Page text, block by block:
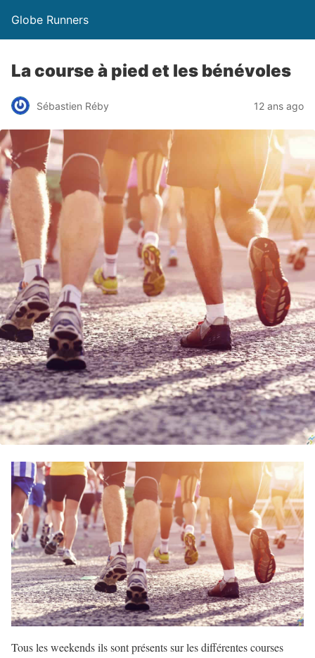
Globe Runners
La course à pied et les bénévoles
Sébastien Réby 12 ans ago
Tous les weekends ils sont présents sur les différentes courses